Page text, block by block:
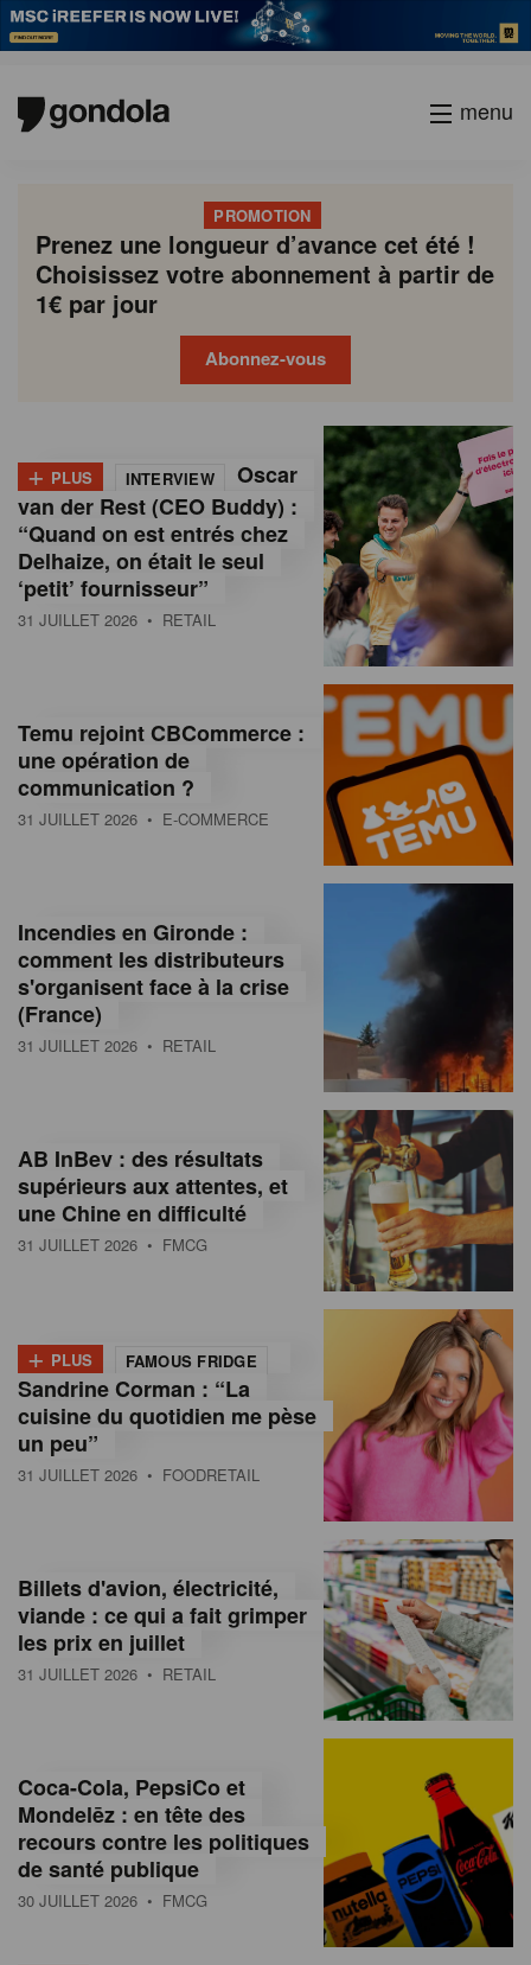
menu
PROMOTION
Prenez une longueur d’avance cet été !
Choisissez votre abonnement à partir de
1€ par jour
Abonnez-vous
o
n
d
o
M
a
g
n
e
n
o
m
a
s
s
u
e
e
+ PLUS INTERVIEW
Oscar
van der Rest (CEO Buddy) :
“Quand on est entrés chez
Delhaize, on était le seul
‘petit’ fournisseur”
31 JUILLET 2026 • RETAIL
Temu rejoint CBCommerce :
une opération de
communication ?
31 JUILLET 2026 • E-COMMERCE
Incendies en Gironde :
comment les distributeurs
s'organisent face à la crise
(France)
31 JUILLET 2026 • RETAIL
AB InBev : des résultats
supérieurs aux attentes, et
une Chine en difficulté
31 JUILLET 2026 • FMCG
+ PLUS FAMOUS FRIDGE
Sandrine Corman : “La
cuisine du quotidien me pèse
un peu”
31 JUILLET 2026 • FOODRETAIL
Billets d'avion, électricité,
viande : ce qui a fait grimper
les prix en juillet
31 JUILLET 2026 • RETAIL
Coca-Cola, PepsiCo et
Mondelēz : en tête des
recours contre les politiques
de santé publique
30 JUILLET 2026 • FMCG